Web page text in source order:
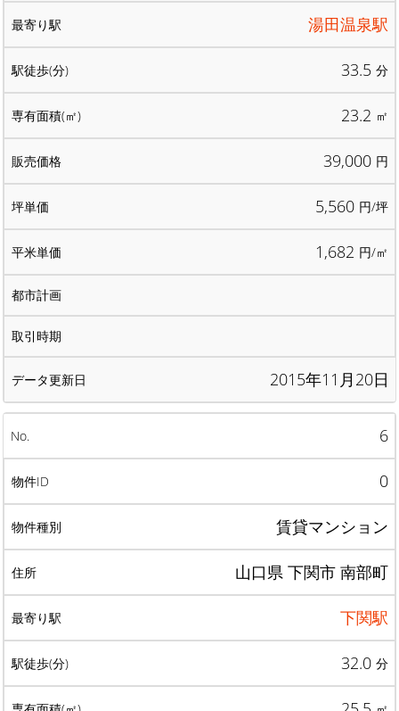
湯田温泉駅
33.5 分
23.2 ㎡
39,000 円
5,560 円/坪
1,682 円/㎡
2015年11月20日
6
0
賃貸マンション
山口県 下関市 南部町
下関駅
32.0 分